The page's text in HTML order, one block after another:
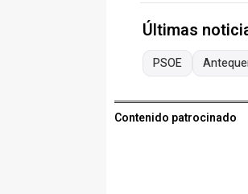
Últimas
PSOE
Contenido patrocinado